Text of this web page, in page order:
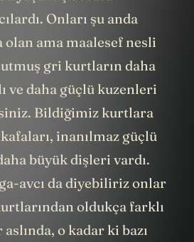
yaşamış devasa
Onları şu anda
olan ama maalesef nesli
gri kurtların daha
ve daha güçlü kuzenleri
Bildiğimiz kurtlara
inanılmaz güçlü
büyük dişleri vardı.
avcı da diyebiliriz onlar
oldukça farklı